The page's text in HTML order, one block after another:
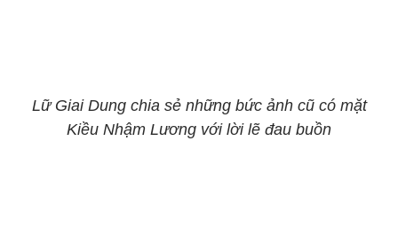
Lữ Giai Dung chia sẻ những bức ảnh cũ có mặt
Kiều Nhậm Lương với lời lẽ đau buồn